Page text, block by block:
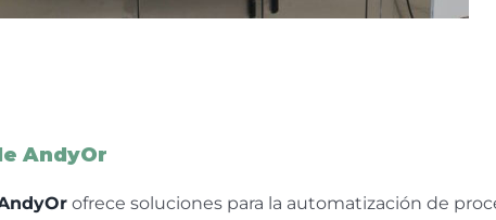
AndyOr
ofrece soluciones para la automatización de